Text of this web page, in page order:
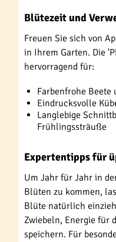
Blütezeit und
Freuen Sie sich von
in Ihrem Garten. Die
hervorragend für:
Farbenfrohe Beete
Eindrucksvolle
Langlebige
Frühlingssträuße
Expertentipps für
Um Jahr für Jahr in
Blüten zu kommen,
Blüte natürlich
Zwiebeln, Energie für
speichern. Für